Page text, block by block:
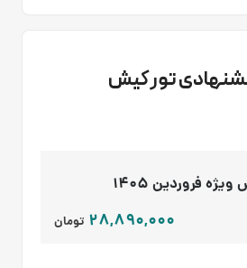
تور کیش
فروردین 1405
28,890,000 تومان